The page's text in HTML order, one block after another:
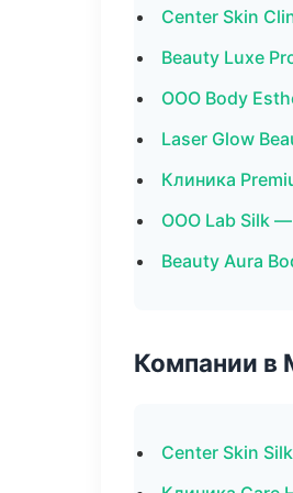
Center Skin
Beauty Luxe
ООО Body
Laser Glow
Клиника
ООО Lab Silk
Beauty Aura
Компании в
Center Skin